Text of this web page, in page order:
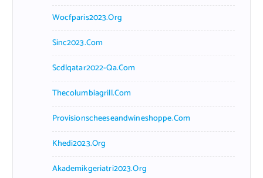
Wocfparis2023.org
Sinc2023.com
Scdlqatar2022-Qa.com
Thecolumbiagrill.com
Provisionscheeseandwineshoppe.com
Khedi2023.org
Akademikgeriatri2023.org